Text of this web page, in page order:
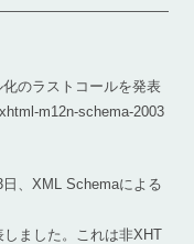
のラストコールを発表
m12n-schema-2003
、XML Schemaによる
ました。これは非XHT